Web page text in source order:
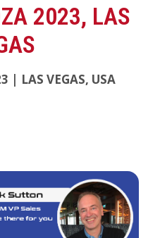
2023, LAS
| LAS VEGAS, USA